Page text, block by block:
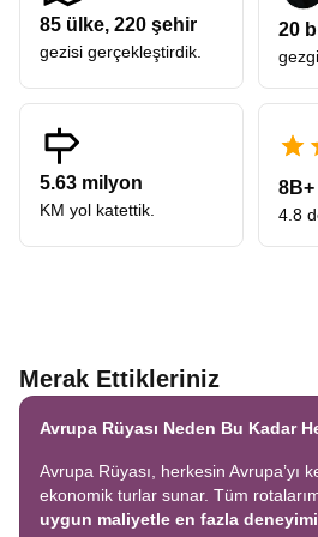
85 ülke, 220 şehir
gezisi gerçekleştirdik.
20
5.63 milyon
KM yol katettik.
8B+
4.8
Merak Ettikleriniz
Avrupa Rüyası Neden Bu Kadar
Avrupa Rüyası, herkesin Avrupa’yı
ekonomik turlar sunar. Tüm
uygun maliyetle en fazla deneyimi